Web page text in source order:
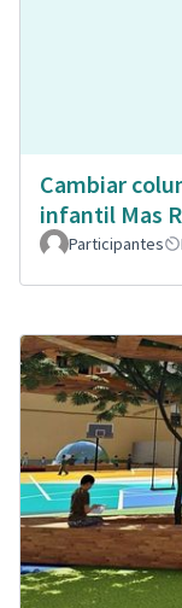
Cambiar
infantil Mas
Participantes